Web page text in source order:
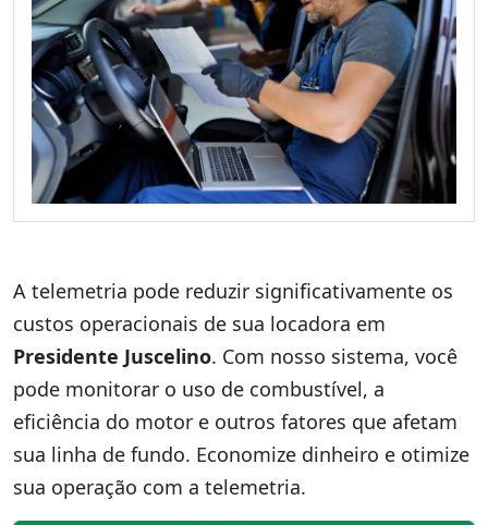
A telemetria pode reduzir significativamente os
custos operacionais de sua locadora em
Presidente Juscelino. Com nosso sistema, você
pode monitorar o uso de combustível, a
eficiência do motor e outros fatores que afetam
sua linha de fundo. Economize dinheiro e otimize
sua operação com a telemetria.